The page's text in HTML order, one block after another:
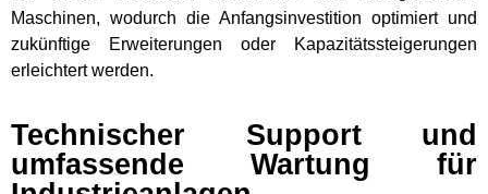
Maschinen, wodurch die Anfangsinvestition optimiert und
zukünftige Erweiterungen oder Kapazitätssteigerungen
erleichtert werden.
Technischer Support und
umfassende Wartung für